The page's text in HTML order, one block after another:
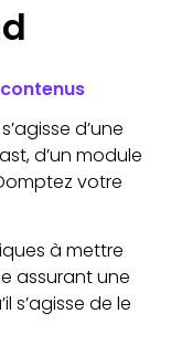
d’une
d’un module
votre
à mettre
assurant une
s’agisse de le